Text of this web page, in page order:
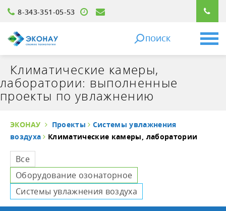
8-343-351-05-53
ПОИСК
Климатические камеры,
лаборатории: выполненные
проекты по увлажнению
ЭКОНАУ Проекты
Системы увлажнения
воздуха
Климатические камеры, лаборатории
Все
Оборудование озонаторное
Системы увлажнения воздуха